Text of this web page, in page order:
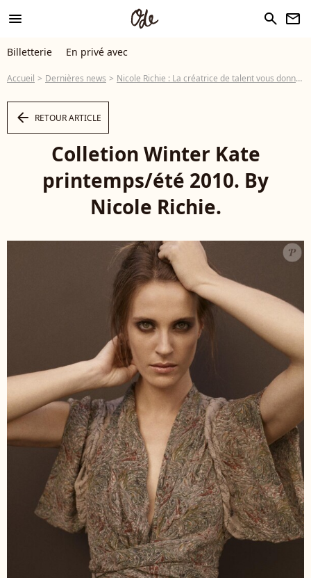
menu search newsletter
Billetterie En privé avec
Accueil Dernières news Nicole Richie : La créatrice de talent vous donne rendez-vous... à Paris !
arrow_left RETOUR ARTICLE
Colletion Winter Kate
printemps/été 2010. By
Nicole Richie.